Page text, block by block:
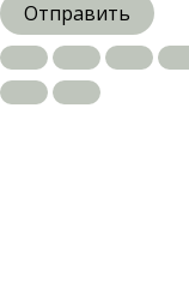
Отправить